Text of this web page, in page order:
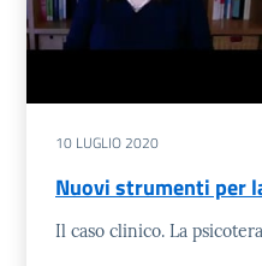
10 LUGLIO 2020
Nuovi strumenti per
Il caso clinico. La